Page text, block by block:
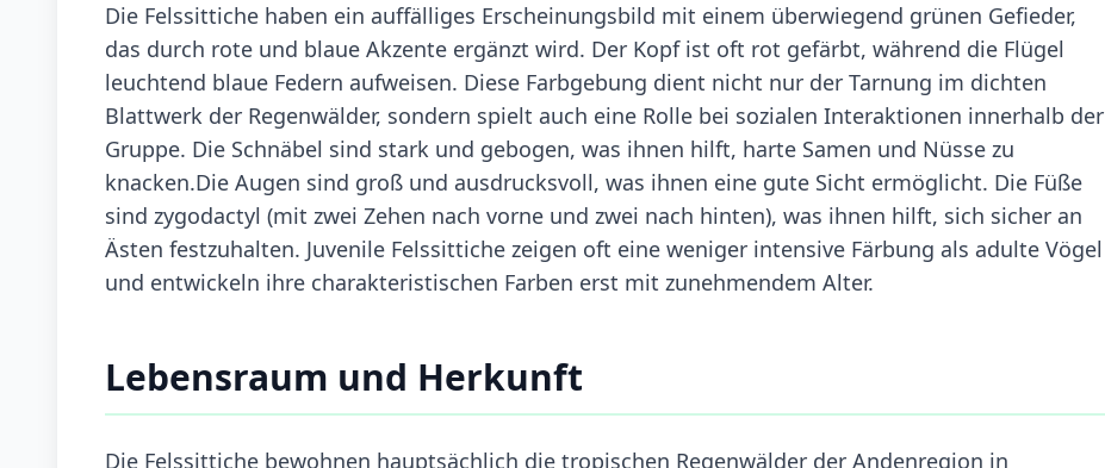
Die Felssittiche haben ein auffälliges Erscheinungsbild mit einem überwiegend grünen Gefieder,
das durch rote und blaue Akzente ergänzt wird. Der Kopf ist oft rot gefärbt, während die Flügel
leuchtend blaue Federn aufweisen. Diese Farbgebung dient nicht nur der Tarnung im dichten
Blattwerk der Regenwälder, sondern spielt auch eine Rolle bei sozialen Interaktionen innerhalb der
Gruppe. Die Schnäbel sind stark und gebogen, was ihnen hilft, harte Samen und Nüsse zu
knacken.Die Augen sind groß und ausdrucksvoll, was ihnen eine gute Sicht ermöglicht. Die Füße
sind zygodactyl (mit zwei Zehen nach vorne und zwei nach hinten), was ihnen hilft, sich sicher an
Ästen festzuhalten. Juvenile Felssittiche zeigen oft eine weniger intensive Färbung als adulte Vögel
und entwickeln ihre charakteristischen Farben erst mit zunehmendem Alter.
Lebensraum und Herkunft
Die Felssittiche bewohnen hauptsächlich die tropischen Regenwälder der Andenregion in